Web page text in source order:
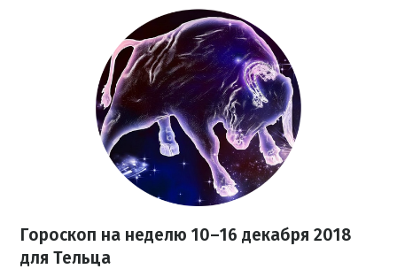
Гороскоп на неделю 10–16 декабря 2018
для Тельца